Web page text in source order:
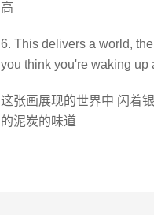
高
6. This delivers a world,
you think you're waking up
这张画展现的世界中 闪着
的泥炭的味道